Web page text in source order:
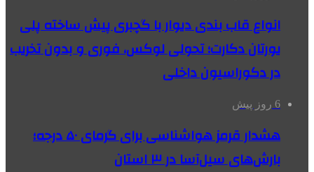
انواع قاب بندی دیوار با گچبری پیش ساخته پلی
یورتان دکارت؛ تحولی لوکس، فوری و بدون تخریب
در دکوراسیون داخلی
6 روز پیش
هشدار قرمز هواشناسی برای گرمای ۵۰ درجه؛
بارش‌های سیل‌آسا در ۳ استان